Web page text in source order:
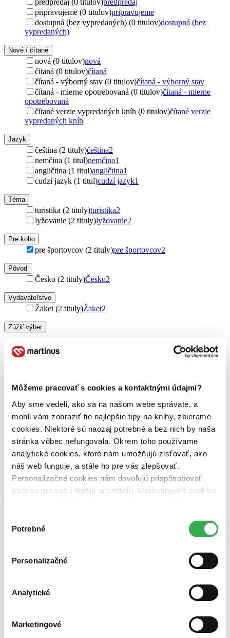
Môžeme pracovať s cookies a kontaktnými údajmi?
Aby sme vedeli, ako sa na našom webe správate, a
mohli vám zobraziť tie najlepšie tipy na knihy, zbierame
cookies. Niektoré sú naozaj potrebné a bez nich by naša
stránka vôbec nefungovala. Okrem toho používame
analytické cookies, ktoré nám umožňujú zisťovať, ako
náš web funguje, a stále ho pre vás zlepšovať.
Personalizačné cookies nám dovoľujú prispôsobovať
stránku pre vašu lepšiu orientáciu. Marketingové cookies
nám zas umožňujú zobrazenie relevantnej reklamy.
nám pomohlo, keby sme mohli používať všetky tieto
súhlasu
Potrebné
Personalizačné
Analytické
Marketingové
predpredaj (0 titulov)predpredaj
pripravujeme (0 titulov)pripravujeme
dostupná (bez vypredaných) (0 titulov)dostupná (bez
vypredaných)
Nové / čítané
nová (0 titulov)nová
čítaná (0 titulov)čítaná
čítaná - výborný stav (0 titulov)čítaná - výborný stav
čítaná - mierne opotrebovaná (0 titulov)čítaná - mierne
opotrebovaná
čítané verzie vypredaných kníh (0 titulov)čítané verzie
vypredaných kníh
Jazyk
čeština (2 tituly)čeština2
nemčina (1 titul)nemčina1
angličtina (1 titul)angličtina1
cudzí jazyk (1 titul)cudzí jazyk1
Téma
turistika (2 tituly)turistika2
lyžovanie (2 tituly)lyžovanie2
Pre koho
pre športovcov (2 tituly)pre športovcov2
Pôvod
Česko (2 tituly)Česko2
Vydavateľstvo
Žaket (2 tituly)Žaket2
Zúžiť výber
Zoradiť
Top hodnotené
Novinky
Najdrahšie
Najvyššia zľava
Použité filtre
Zrušiť filtre
Pre športovcov Z regiónu Jizerské hory